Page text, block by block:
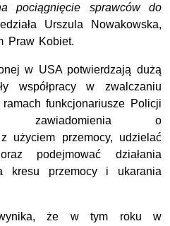
pociągnięcie sprawców do
Urszula Nowakowska,
Praw Kobiet.
w USA potwierdzają dużą
współpracy w zwalczaniu
funkcjonariusze Policji
zawiadomienia o
użyciem przemocy, udzielać
podejmować działania
kresu przemocy i ukarania
że w tym roku w